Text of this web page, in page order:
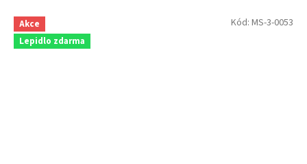
Akce
Lepidlo zdarma
Kód: MS-3-0053